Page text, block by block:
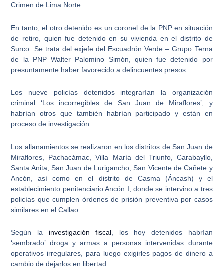
Crimen de Lima Norte.
En tanto,el otro detenido es un coronel de la PNP en situación
de retiro, quien fue detenido en su vivienda en el distrito de
Surco. Se trata del exjefe del Escuadrón Verde – Grupo Terna
de la PNP Walter Palomino Simón, quien fue detenido por
presuntamente haber favorecido a delincuentes presos
Los nueve policías detenidos integrarían la organización
criminal ‘Los incorregibles de San Juan de Miraflores’, y
habrían otros que también habrían participado y están en
proceso de investigación.
Los allanamientos se realizaron en los distritos de San Juan de
Miraflores , Pachacámac, Villa María del Triunfo, Carabayllo,
Santa Anita, San Juan de Lurigancho, San Vicente de Cañete y
Ancón, así como en el distrito de Casma (Áncash) y el
establecimiento penitenciario Ancón I, donde se intervino a tres
policías que cumplen órdenes de prisión preventiva por casos
similares en el Callao.
Según la investigación fiscal, los hoy detenidos habrían
‘sembrado’ droga y armas a personas intervenidas durante
operativos irregulares, para luego exigirles pagos de dinero a
cambio de dejarlos en libertad.